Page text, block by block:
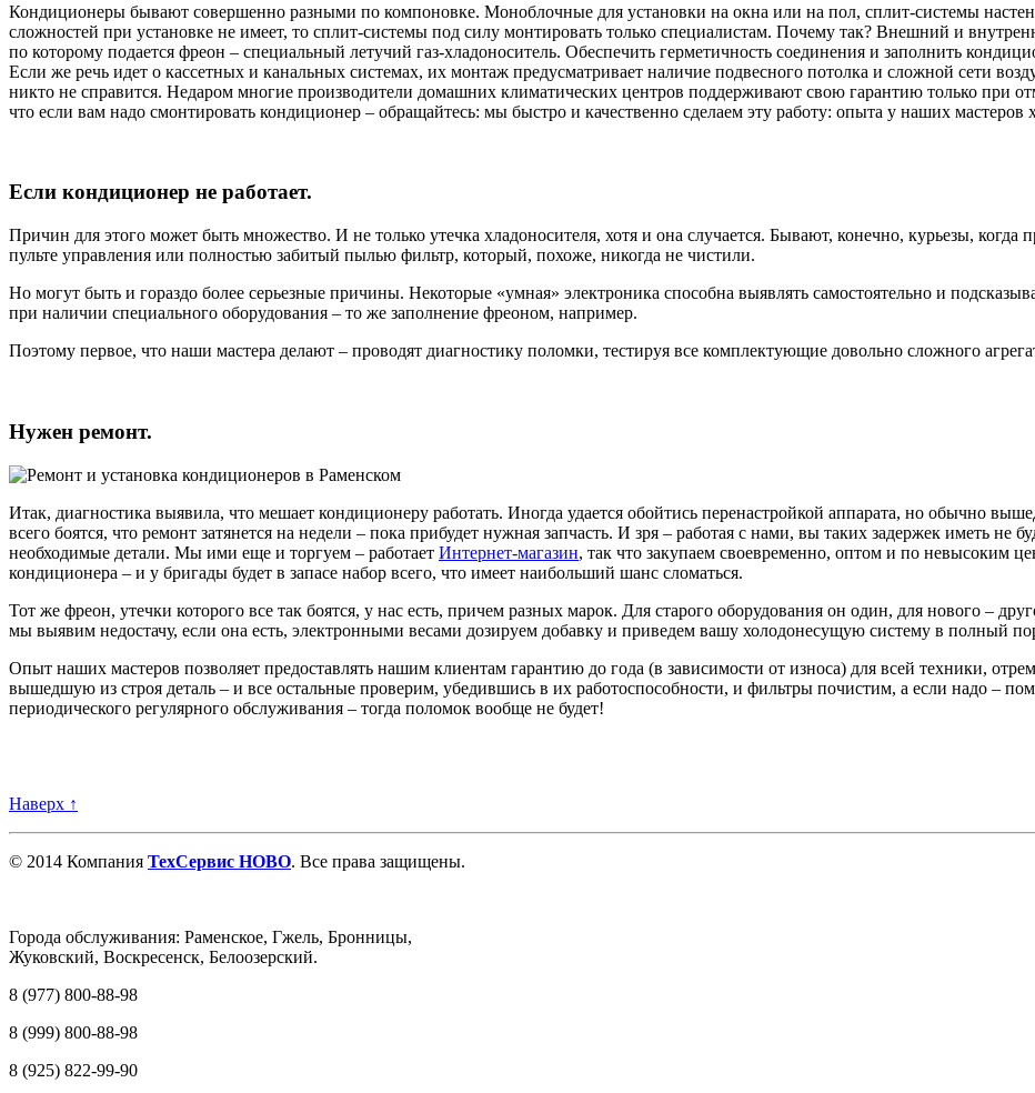
Кондиционеры бывают совершенно разными по компоновке. Моноблочные для установки на окна или на пол, сплит-системы
сложностей при установке не имеет, то сплит-системы под силу монтировать только специалистам. Почему так? Внешний и
по которому подается фреон – специальный летучий газ-хладоноситель. Обеспечить герметичность соединения и заполнить
Если же речь идет о кассетных и канальных системах, их монтаж предусматривает наличие подвесного потолка и сложной сети
никто не справится. Недаром многие производители домашних климатических центров поддерживают свою гарантию только при
что если вам надо смонтировать кондиционер – обращайтесь: мы быстро и качественно сделаем эту работу: опыта у наших
Если кондиционер не работает.
Причин для этого может быть множество. И не только утечка хладоносителя, хотя и она случается. Бывают, конечно, курьезы, когда
пульте управления или полностью забитый пылью фильтр, который, похоже, никогда не чистили.
Но могут быть и гораздо более серьезные причины. Некоторые «умная» электроника способна выявлять самостоятельно и
при наличии специального оборудования – то же заполнение фреоном, например.
Поэтому первое, что наши мастера делают – проводят диагностику поломки, тестируя все комплектующие довольно сложного
Нужен ремонт.
Итак, диагностика выявила, что мешает кондиционеру работать. Иногда удается обойтись перенастройкой аппарата, но обычно
всего боятся, что ремонт затянется на недели – пока прибудет нужная запчасть. И зря – работая с нами, вы таких задержек иметь не
необходимые детали. Мы ими еще и торгуем – работает Интернет-магазин, так что закупаем своевременно, оптом и по невысоким
кондиционера – и у бригады будет в запасе набор всего, что имеет наибольший шанс сломаться.
Тот же фреон, утечки которого все так боятся, у нас есть, причем разных марок. Для старого оборудования он один, для нового –
мы выявим недостачу, если она есть, электронными весами дозируем добавку и приведем вашу холодонесущую систему в полный
Опыт наших мастеров позволяет предоставлять нашим клиентам гарантию до года (в зависимости от износа) для всей техники,
вышедшую из строя деталь – и все остальные проверим, убедившись в их работоспособности, и фильтры почистим, а если надо –
периодического регулярного обслуживания – тогда поломок вообще не будет!
Наверх ↑
© 2014 Компания ТехСервис НОВО. Все права защищены.
Города обслуживания: Раменское, Гжель, Бронницы,
Жуковский, Воскресенск, Белоозерский.
8 (977) 800-88-98
8 (999) 800-88-98
8 (925) 822-99-90